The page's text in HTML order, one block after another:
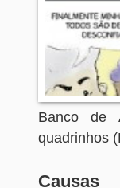
Banco de
quadrinhos
Causas